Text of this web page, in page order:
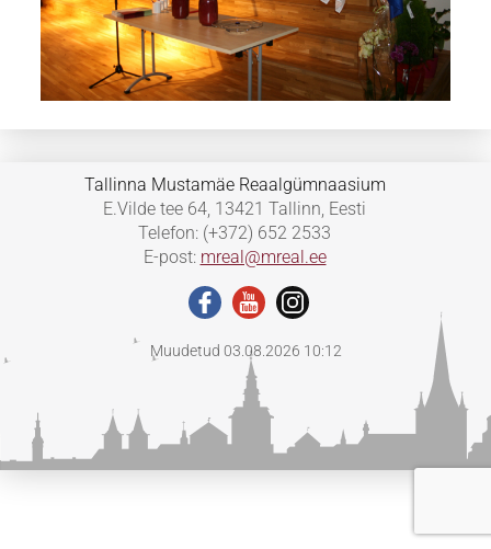
Tallinna Mustamäe Reaalgümnaasium
E.Vilde tee 64, 13421 Tallinn, Eesti
Telefon: (+372) 652 2533
E-post: mreal@mreal.ee
Muudetud 03.08.2026 10:12